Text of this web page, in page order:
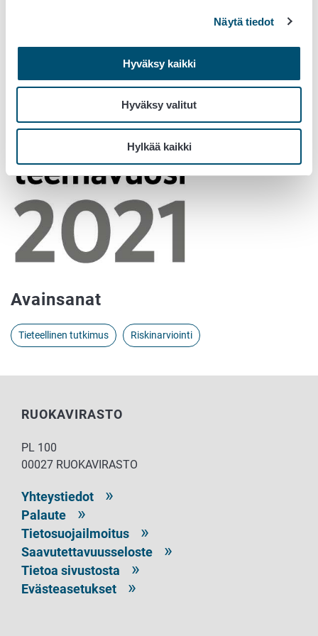
Näytä tiedot
Hyväksy kaikki
Hyväksy valitut
Hylkää kaikki
tutkimusprofessori Jukka Ranta, Riskinarvioinnin yksikkö,
jukka.ranta@ruokavirasto.fi, puhelin 040 489 3374
Avainsanat
Tieteellinen tutkimus Riskinarviointi
RUOKAVIRASTO
PL 100
00027 RUOKAVIRASTO
Yhteystiedot
Palaute
Tietosuojailmoitus
Saavutettavuusseloste
Tietoa sivustosta
Evästeasetukset